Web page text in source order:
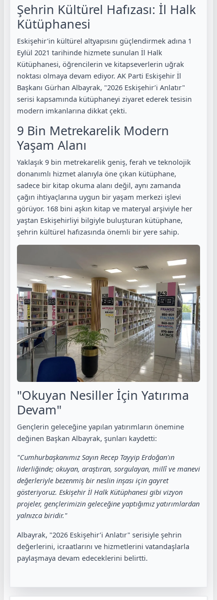
Şehrin Kültürel Hafızası: İl Halk
Kütüphanesi
Eskişehir'in kültürel altyapısını güçlendirmek adına 1
Eylül 2021 tarihinde hizmete sunulan İl Halk
Kütüphanesi, öğrencilerin ve kitapseverlerin uğrak
noktası olmaya devam ediyor. AK Parti Eskişehir İl
Başkanı Gürhan Albayrak, "2026 Eskişehir’i Anlatır"
serisi kapsamında kütüphaneyi ziyaret ederek tesisin
modern imkanlarına dikkat çekti.
9 Bin Metrekarelik Modern
Yaşam Alanı
Yaklaşık 9 bin metrekarelik geniş, ferah ve teknolojik
donanımlı hizmet alanıyla öne çıkan kütüphane,
sadece bir kitap okuma alanı değil, aynı zamanda
çağın ihtiyaçlarına uygun bir yaşam merkezi işlevi
görüyor. 168 bini aşkın kitap ve materyal arşiviyle her
yaştan Eskişehirliyi bilgiyle buluşturan kütüphane,
şehrin kültürel hafızasında önemli bir yere sahip.
"Okuyan Nesiller İçin Yatırıma
Devam"
Gençlerin geleceğine yapılan yatırımların önemine
değinen Başkan Albayrak, şunları kaydetti:
"Cumhurbaşkanımız Sayın Recep Tayyip Erdoğan'ın
liderliğinde; okuyan, araştıran, sorgulayan, millî ve manevi
değerleriyle bezenmiş bir neslin inşası için gayret
gösteriyoruz. Eskişehir İl Halk Kütüphanesi gibi vizyon
projeler, gençlerimizin geleceğine yaptığımız yatırımlardan
yalnızca biridir."
Albayrak, "2026 Eskişehir’i Anlatır" serisiyle şehrin
değerlerini, icraatlarını ve hizmetlerini vatandaşlarla
paylaşmaya devam edeceklerini belirtti.